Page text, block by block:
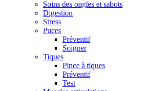
Soins des ongles et sabots
Digestion
Stress
Puces
Préventif
Soigner
Tiques
Pince à tiques
Préventif
Test